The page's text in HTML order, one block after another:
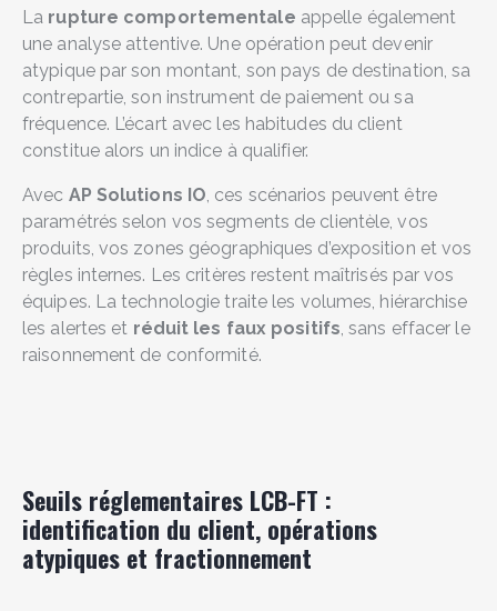
La rupture comportementale appelle également
une analyse attentive. Une opération peut devenir
atypique par son montant, son pays de destination, sa
contrepartie, son instrument de paiement ou sa
fréquence. L’écart avec les habitudes du client
constitue alors un indice à qualifier.
Avec AP Solutions IO, ces scénarios peuvent être
paramétrés selon vos segments de clientèle, vos
produits, vos zones géographiques d’exposition et vos
règles internes. Les critères restent maîtrisés par vos
équipes. La technologie traite les volumes, hiérarchise
les alertes et réduit les faux positifs, sans effacer le
raisonnement de conformité.
Seuils réglementaires LCB-FT :
identification du client, opérations
atypiques et fractionnement